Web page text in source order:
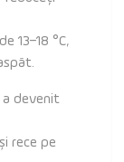
13–18 °C,
devenit
rece pe